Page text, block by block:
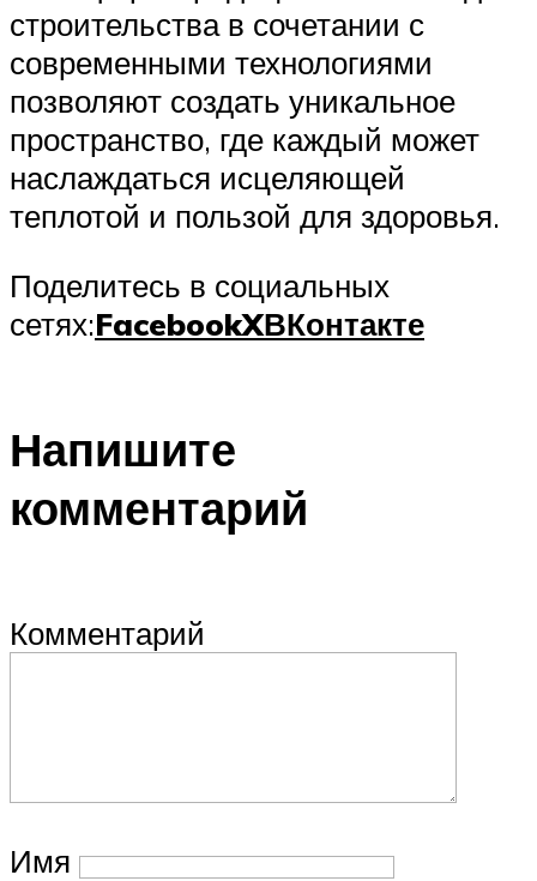
строительства в сочетании с
современными технологиями
позволяют создать уникальное
пространство, где каждый может
наслаждаться исцеляющей
теплотой и пользой для здоровья.
Поделитесь в социальных
сетях:FacebookXВКонтакте
Напишите
комментарий
Комментарий
Имя